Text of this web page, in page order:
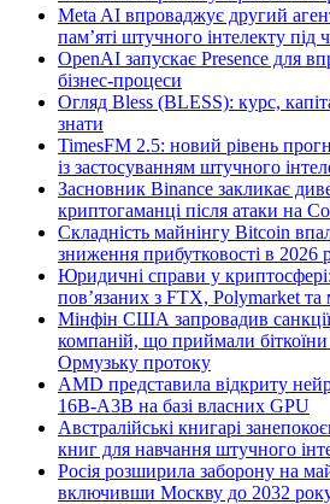
Meta AI впроваджує другий
пам’яті штучного інтелекту під
OpenAI запускає Presence для
бізнес-процеси
Огляд Bless (BLESS): курс,
знати
TimesFM 2.5: новий рівень
із застосуванням штучного
Засновник Binance закликає
криптогаманці після атаки на
Складність майнінгу Bitcoin
зниження прибутковості в 2026
Юридичні справи у
пов’язаних з FTX, Polymarket
Мінфін США запровадив
компаній, що приймали біткоїни
Ормузьку протоку
AMD представила відкриту
16B-A3B на базі власних GPU
Австралійські книгарі
книг для навчання штучного
Росія розширила заборону на
включивши Москву до 2032